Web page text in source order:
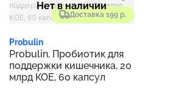
Доставка 199 р.
Нет в наличии
Probulin
Probulin, Пробиотик для
поддержки кишечника, 20
млрд КОЕ, 60 капсул